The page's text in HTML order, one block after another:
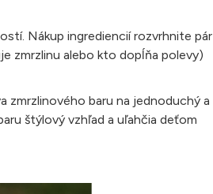
Nákup ingrediencií rozvrhnite pár
zmrzlinu alebo kto dopĺňa polevy)
zmrzlinového baru na jednoduchý a
štýlový vzhľad a uľahčia deťom